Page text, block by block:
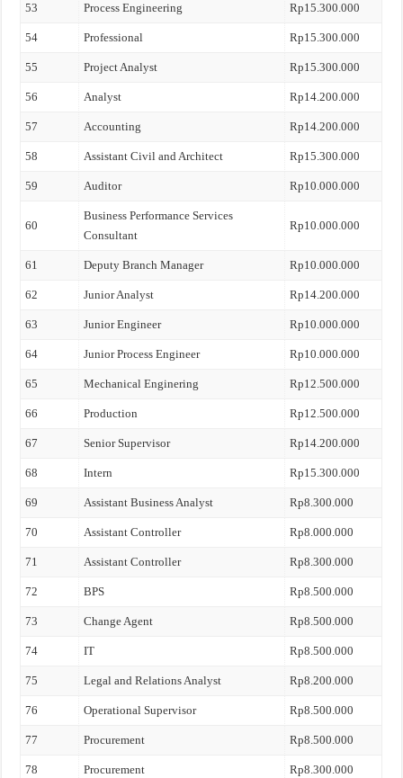
53 Process Engineering Rp15.300.000
54 Professional Rp15.300.000
55 Project Analyst Rp15.300.000
56 Analyst Rp14.200.000
57 Accounting Rp14.200.000
58 Assistant Civil and Architect Rp15.300.000
59 Auditor Rp10.000.000
60
Business Performance Services
Consultant
Rp10.000.000
61 Deputy Branch Manager Rp10.000.000
62 Junior Analyst Rp14.200.000
63 Junior Engineer Rp10.000.000
64 Junior Process Engineer Rp10.000.000
65 Mechanical Enginering Rp12.500.000
66 Production Rp12.500.000
67 Senior Supervisor Rp14.200.000
68 Intern Rp15.300.000
69 Assistant Business Analyst Rp8.300.000
70 Assistant Controller Rp8.000.000
71 Assistant Controller Rp8.300.000
72 BPS Rp8.500.000
73 Change Agent Rp8.500.000
74 IT Rp8.500.000
75 Legal and Relations Analyst Rp8.200.000
76 Operational Supervisor Rp8.500.000
77 Procurement Rp8.500.000
78 Procurement Rp8.300.000